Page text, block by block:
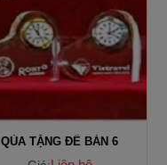
QÙA TẶNG ĐỂ BÀN 6